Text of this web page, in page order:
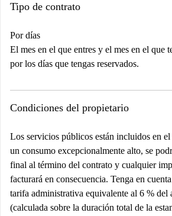
Tipo de contrato
Por días
El mes en el que entres y el mes en el que
por los días que tengas reservados.
Condiciones del propietario
Los servicios públicos están incluidos en
un consumo excepcionalmente alto, se
final al término del contrato y cualquier
facturará en consecuencia. Tenga en
tarifa administrativa equivalente al 6 % del
(calculada sobre la duración total de la